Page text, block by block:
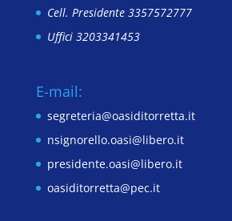
Cell. Presidente 3357572777
Uffici 3203341453
E-mail:
segreteria@oasiditorretta.it
nsignorello.oasi@libero.it
presidente.oasi@libero.it
oasiditorretta@pec.it